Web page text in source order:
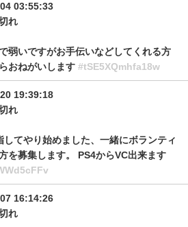
03:55:33
れ
弱いですがお手伝いなどしてくれる方
おねがいします #tSE5XQmhfa18w
19:39:18
れ
してやり始めました、一緒にボランティ
を募集します。 PS4からVC出来ます
16:14:26
れ